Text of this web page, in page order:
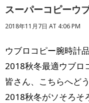
スーパーコピーウ
2018年11月7日 AT 4:06 PM
ウブロコピー腕時計
2018秋冬最適ウブロ
皆さん、こちらへど
2018秋冬がソそろそ